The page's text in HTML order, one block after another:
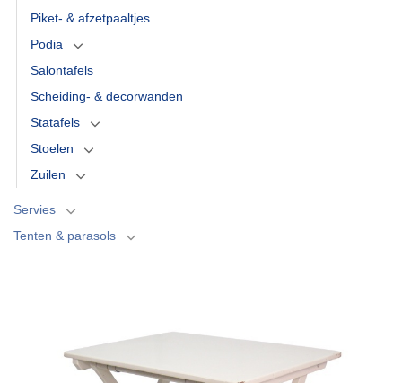
Piket- & afzetpaaltjes
Podia
Salontafels
Scheiding- & decorwanden
Statafels
Stoelen
Zuilen
Servies
Tenten & parasols